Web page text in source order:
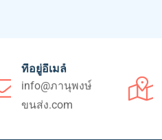
ที่อยู่อีเมล์
info@ภานุพงษ์
ขนส่ง.com